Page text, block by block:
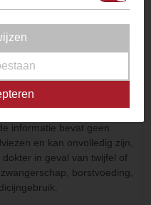
informatie bevat geen
en kan onvolledig zijn,
in geval van twijfel of
borstvoeding,